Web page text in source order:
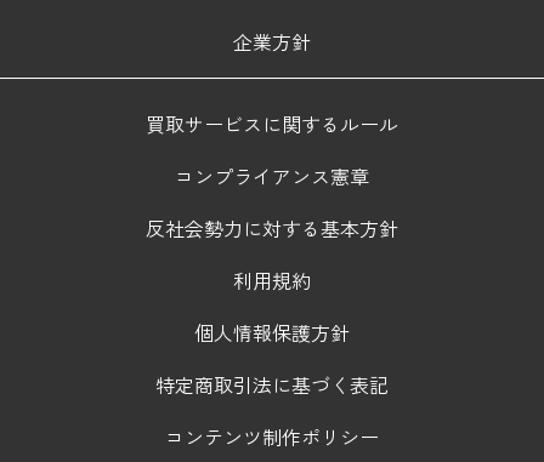
企業方針
買取サービスに関するルール
コンプライアンス憲章
反社会勢力に対する基本方針
利用規約
個人情報保護方針
特定商取引法に基づく表記
コンテンツ制作ポリシー